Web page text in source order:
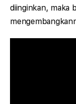
diinginkan, maka